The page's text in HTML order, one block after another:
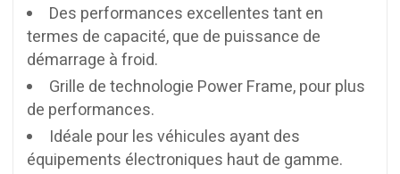
Des performances excellentes tant en
termes de capacité, que de puissance de
démarrage à froid.
Grille de technologie Power Frame, pour plus
de performances.
Idéale pour les véhicules ayant des
équipements électroniques haut de gamme.